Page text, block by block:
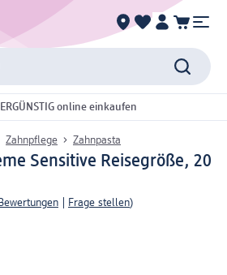
online einkaufen
Zahnpflege Zahnpasta
Sensitive Reisegröße, 20
Frage stellen)